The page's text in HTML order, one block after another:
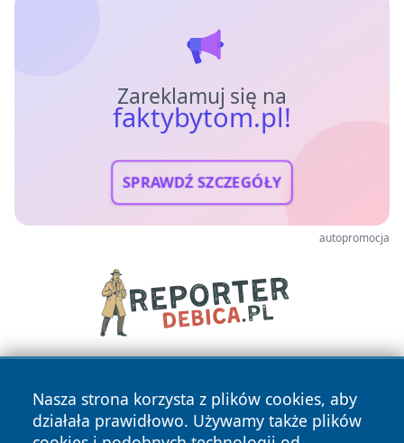
Zareklamuj się na
faktybytom.pl!
SPRAWDŹ SZCZEGÓŁY
autopromocja
Nasza strona korzysta z plików cookies, aby
działała prawidłowo. Używamy także plików